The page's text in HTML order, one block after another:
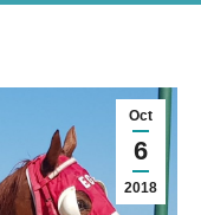
Oct
6
2018